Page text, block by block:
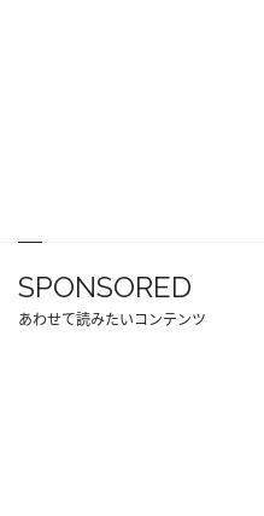
SPONSORED
あわせて読みたいコンテンツ